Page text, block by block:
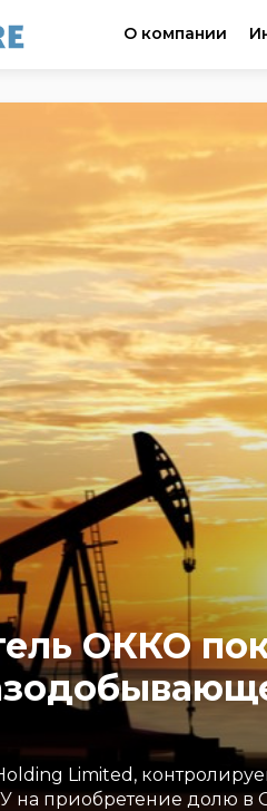
О компании
ОККО
Limited,
на приобретение долю в